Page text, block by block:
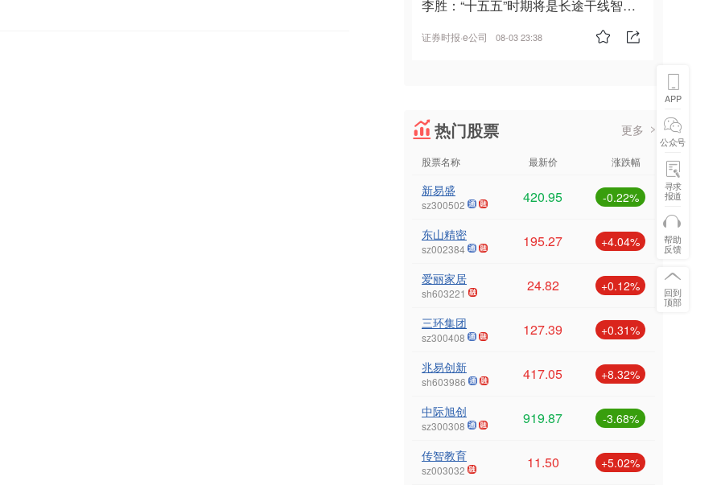
李胜：“十五五”时期将是长途干线智能
证券时报·e公司 08-03 23:38
热门股票 更多
股票名称 最新价 涨跌幅
新易盛
sz300502 420.95 -0.22%
东山精密
sz002384 195.27 +4.04%
爱丽家居
sh603221 24.82 +0.12%
三环集团
sz300408 127.39 +0.31%
兆易创新
sh603986 417.05 +8.32%
中际旭创
sz300308 919.87 -3.68%
传智教育
sz003032 11.50 +5.02%
APP
公众号
寻求
报道
帮助
反馈
回到
顶部